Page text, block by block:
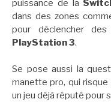
puissance de la
dans des zones
pour déclencher
PlayStation 3.
Se pose aussi la
manette pro, qui risque
un jeu déjà réputé pour